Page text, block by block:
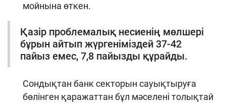
мойнына өткен.
Қазір проблемалық несиенің мөлшері
бұрын айтып жүргеніміздей 37-42
пайыз емес, 7,8 пайызды құрайды.
Сондықтан банк секторын сауықтыруға
бөлінген қаражаттан бұл мәселені толықтай